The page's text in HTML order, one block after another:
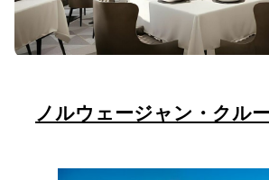
ノルウェージャン・クル